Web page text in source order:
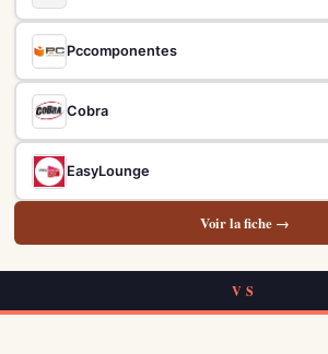
Pccomponentes
Cobra
EasyLounge
Voir la fiche →
VS